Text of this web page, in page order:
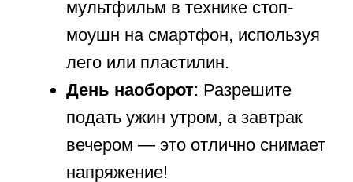
Интеллектуальная нагрузка в
органичной и
проходить в формате
экспериментов. Научные опыты,
такие как цветной вулкан из пищевой
жидкость, мощно пробуждают
познавательный интерес.